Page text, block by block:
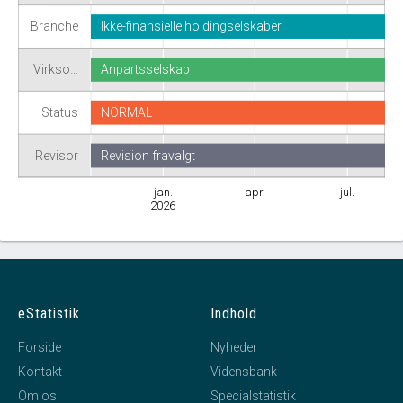
Branche
Virkso…
Status
Revisor
jan.
2026
apr. jul.
Ikke-finansielle holdingselskaber
Anpartsselskab
NORMAL
Revision fravalgt
eStatistik
Forside
Kontakt
Om os
Indhold
Nyheder
Vidensbank
Specialstatistik